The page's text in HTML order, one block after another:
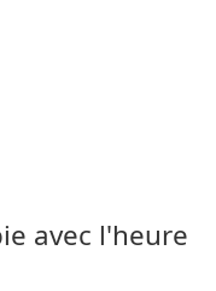
avec l'heure